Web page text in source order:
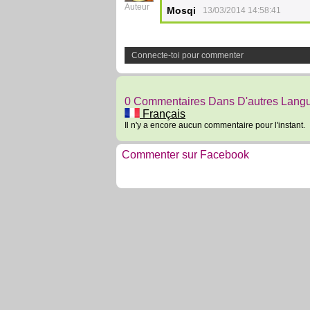
Auteur Mosqi 13/03/2014 14:58:41
Connecte-toi pour commenter
0 Commentaires Dans D'autres
Français
Il n'y a encore aucun commentaire pour l'instant.
Commenter sur Facebook